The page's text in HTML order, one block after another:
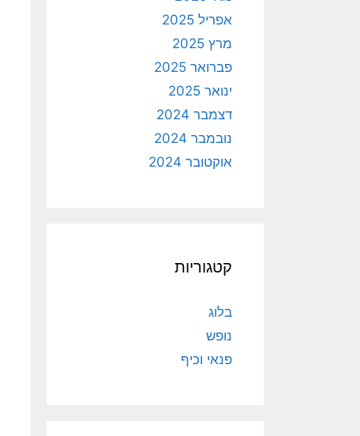
אפריל 2025
מרץ 2025
פברואר 2025
ינואר 2025
דצמבר 2024
נובמבר 2024
אוקטובר 2024
קטגוריות
בלוג
נופש
פנאי וכיף